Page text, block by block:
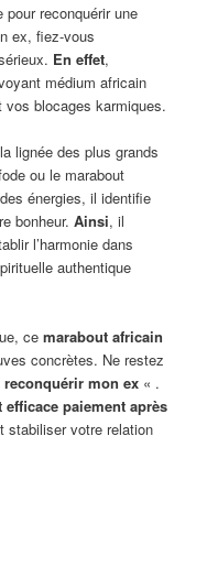
reconquérir une
ex, fiez-vous
En effet,
médium africain
blocages karmiques.
lignée des plus grands
ou le marabout
énergies, il identifie
bonheur.Ainsi, il
l’harmonie dans
authentique
cemarabout africain
concrètes. Ne restez
reconquérir mon ex « .
efficace paiement après
stabiliser votre relation